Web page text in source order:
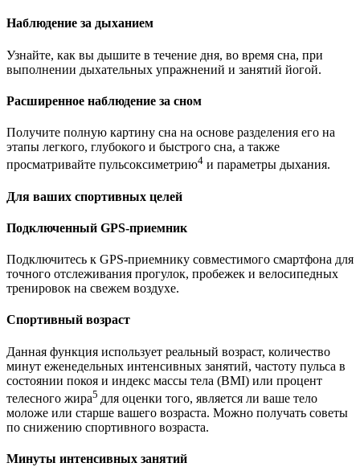
Наблюдение за дыханием
Узнайте, как вы дышите в течение дня, во время сна, при
выполнении дыхательных упражнений и занятий йогой.
Расширенное наблюдение за сном
Получите полную картину сна на основе разделения его на
этапы легкого, глубокого и быстрого сна, а также
просматривайте пульсоксиметрию4 и параметры дыхания.
Для ваших спортивных целей
Подключенный GPS-приемник
Подключитесь к GPS-приемнику совместимого смартфона для
точного отслеживания прогулок, пробежек и велосипедных
тренировок на свежем воздухе.
Спортивный возраст
Данная функция использует реальный возраст, количество
минут еженедельных интенсивных занятий, частоту пульса в
состоянии покоя и индекс массы тела (BMI) или процент
телесного жира5 для оценки того, является ли ваше тело
моложе или старше вашего возраста. Можно получать советы
по снижению спортивного возраста.
Минуты интенсивных занятий